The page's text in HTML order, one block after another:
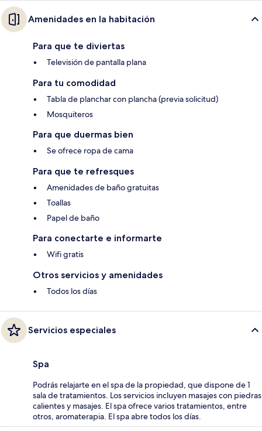
Amenidades en la habitación
Para que te diviertas
Televisión de pantalla plana
Para tu comodidad
Tabla de planchar con plancha (previa solicitud)
Mosquiteros
Para que duermas bien
Se ofrece ropa de cama
Para que te refresques
Amenidades de baño gratuitas
Toallas
Papel de baño
Para conectarte e informarte
Wifi gratis
Otros servicios y amenidades
Todos los días
Servicios especiales
Spa
Podrás relajarte en el spa de la propiedad, que dispone de 1
sala de tratamientos. Los servicios incluyen masajes con piedras
calientes y masajes. El spa ofrece varios tratamientos, entre
otros, aromaterapia. El spa abre todos los días.